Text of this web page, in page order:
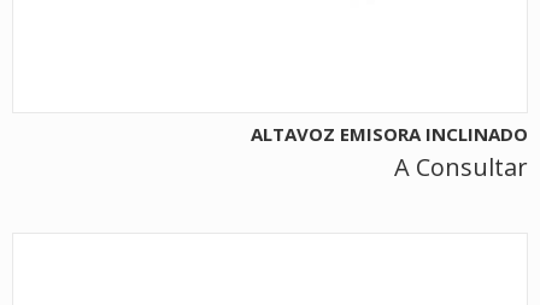
ALTAVOZ EMISORA INCLINADO
A Consultar